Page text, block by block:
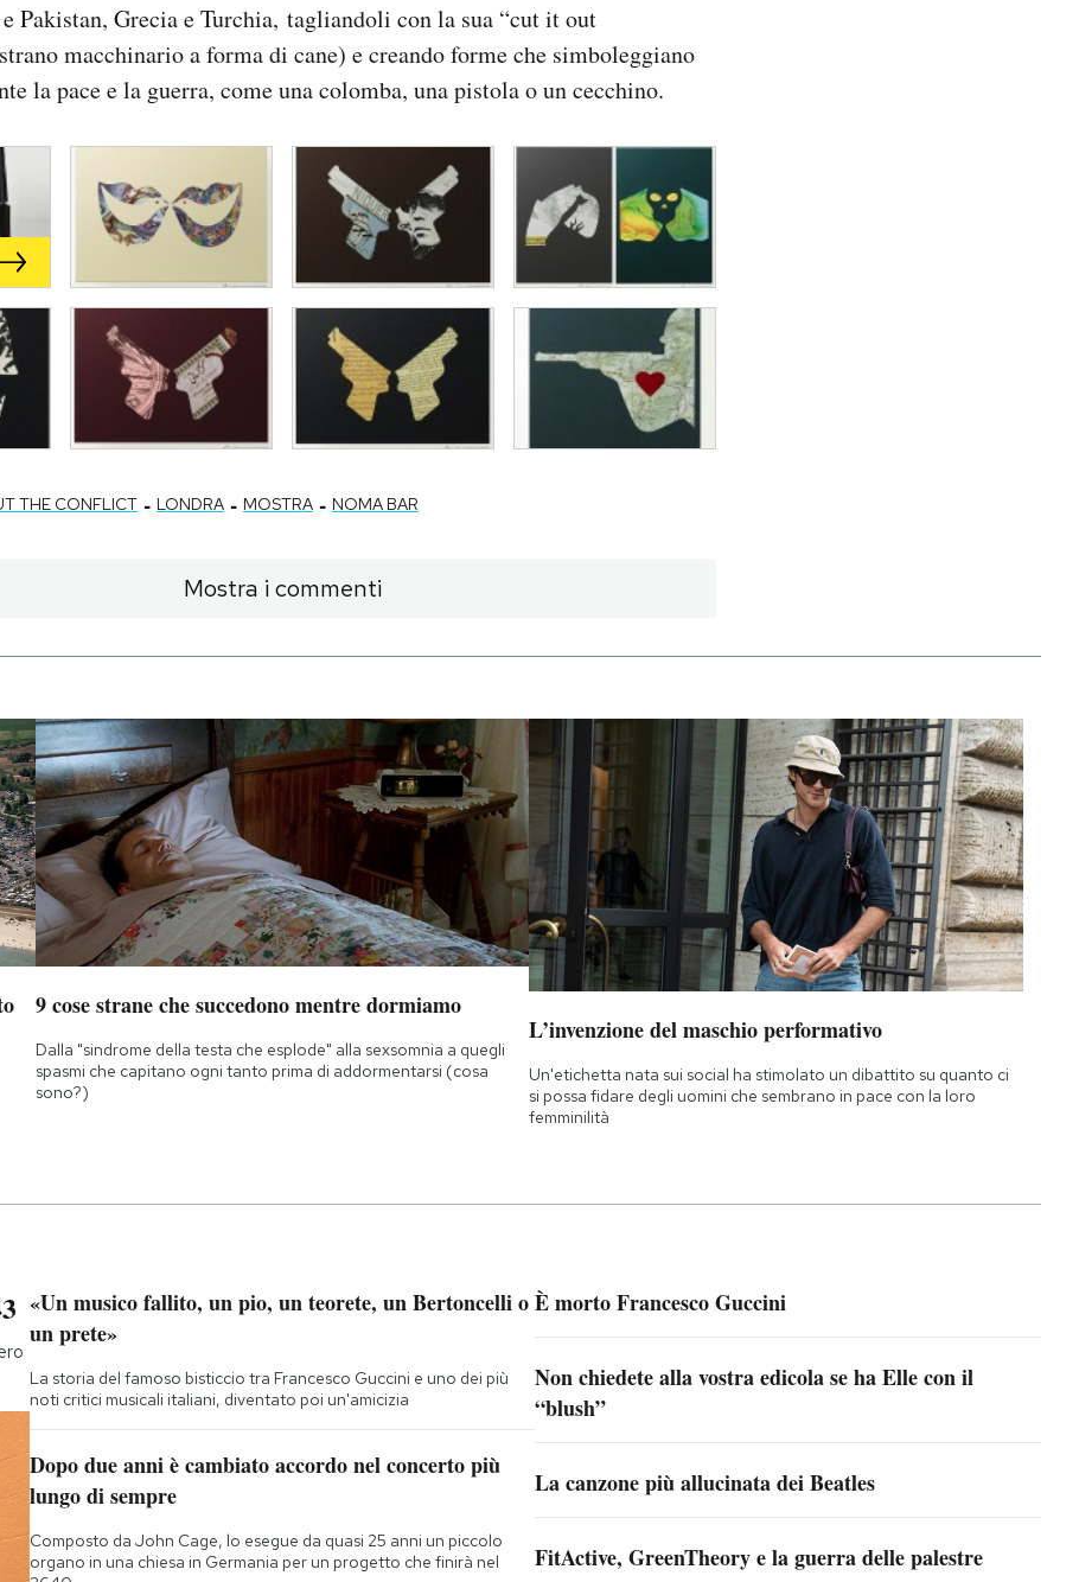
Pakistan, Grecia e Turchia, tagliandoli con la sua “cut it out
macchinario a forma di cane) e creando forme che simboleggiano
la pace e la guerra, come una colomba, una pistola o un cecchino.
THE CONFLICT - LONDRA - MOSTRA - NOMA BAR
Mostra i commenti
9 cose strane che succedono mentre dormiamo
Dalla "sindrome della testa che esplode" alla sexsomnia a quegli
spasmi che capitano ogni tanto prima di addormentarsi (cosa
sono?)
L’invenzione del maschio performativo
Un'etichetta nata sui social ha stimolato un dibattito su quanto ci
si possa fidare degli uomini che sembrano in pace con la loro
femminilità
«Un musico fallito, un pio, un teorete, un Bertoncelli o
un prete»
La storia del famoso bisticcio tra Francesco Guccini e uno dei più
noti critici musicali italiani, diventato poi un'amicizia
Dopo due anni è cambiato accordo nel concerto più
lungo di sempre
Composto da John Cage, lo esegue da quasi 25 anni un piccolo
organo in una chiesa in Germania per un progetto che finirà nel
È morto Francesco Guccini
Non chiedete alla vostra edicola se ha Elle con il
“blush”
La canzone più allucinata dei Beatles
FitActive, GreenTheory e la guerra delle palestre